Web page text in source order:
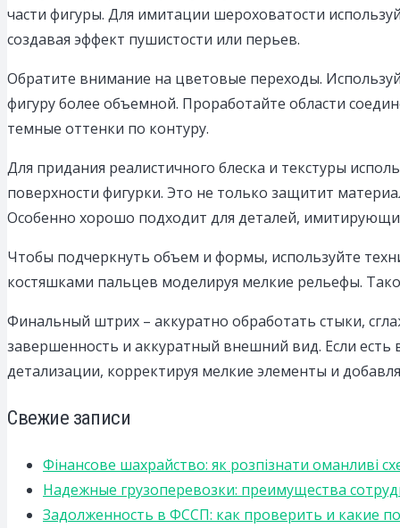
части фигуры. Для имитации шероховатости
создавая эффект пушистости или перьев.
Обратите внимание на цветовые переходы.
фигуру более объемной. Проработайте области
темные оттенки по контуру.
Для придания реалистичного блеска и текстуры
поверхности фигурки. Это не только защитит
Особенно хорошо подходит для деталей,
Чтобы подчеркнуть объем и формы, используйте
костяшками пальцев моделируя мелкие рельефы.
Финальный штрих – аккуратно обработать стыки,
завершенность и аккуратный внешний вид. Если
детализации, корректируя мелкие элементы и
Свежие записи
Фінансове шахрайство: як розпізнати оманливі
Надежные грузоперевозки: преимущества
Задолженность в ФССП: как проверить и какие